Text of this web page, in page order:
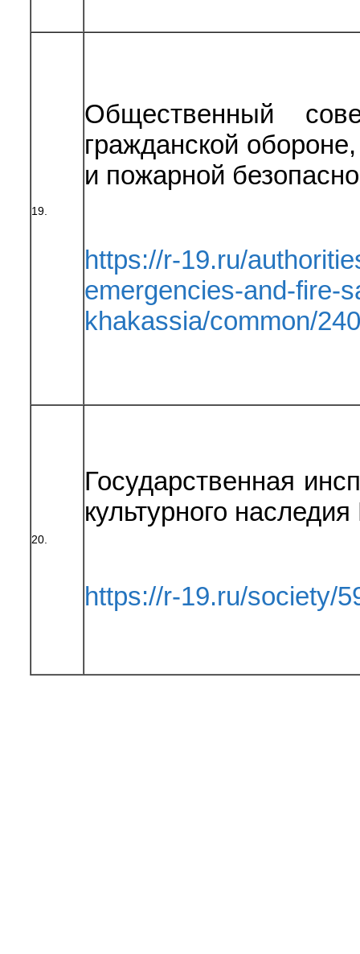
19.
Общественный
гражданской
и пожарной
https://r-19.ru/
emergencies-and-fire-
khakassia/common/
20.
Государственная
культурного
https://r-19.ru/society/